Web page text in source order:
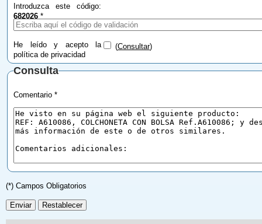
Introduzca este código:
682026 *
He leído y acepto la
política de privacidad
(Consultar)
Consulta
Comentario *
(*) Campos Obligatorios